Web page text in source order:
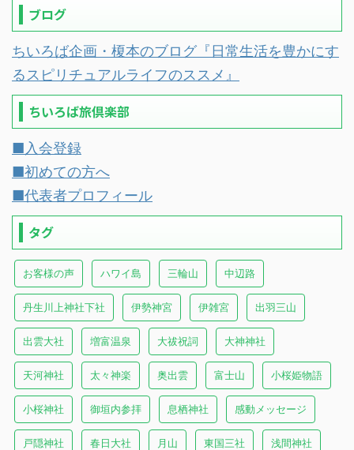
ブログ
ちいろば企画・榎本のブログ『日常生活を豊かにす
るスピリチュアルライフのススメ』
ちいろば旅倶楽部
■入会登録
■初めての方へ
■代表者プロフィール
タグ
お客様の声 ハワイ島 三輪山 中辺路
丹生川上神社下社 伊勢神宮 伊雑宮 出羽三山
出雲大社 増富温泉 大祓祝詞 大神神社
天河神社 太々神楽 奥出雲 富士山 小桜姫物語
小桜神社 御垣内参拝 息栖神社 感動メッセージ
戸隠神社 春日大社 月山 東国三社 浅間神社